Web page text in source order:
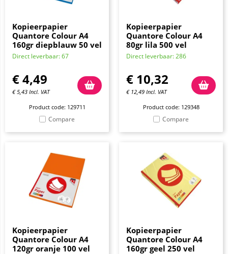
Kopieerpapier
Quantore Colour A4
160gr diepblauw 50 vel
Direct leverbaar: 67
€4,49
€5,43 Incl. VAT
Product code: 129711
Compare
Kopieerpapier
Quantore Colour A4
80gr lila 500 vel
Direct leverbaar: 286
€ 10,32
€ 12,49 Incl. VAT
Product code: 129348
Compare
Kopieerpapier
Quantore Colour A4
120gr oranje 100 vel
Kopieerpapier
Quantore Colour A4
160gr geel 250 vel